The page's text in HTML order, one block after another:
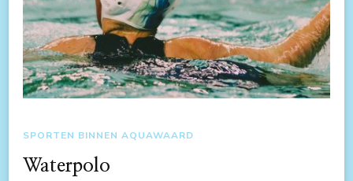
SPORTEN BINNEN AQUAWAARD
Waterpolo